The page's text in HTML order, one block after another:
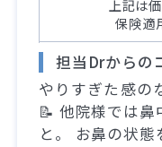
上記は
保険適
担当Drからの
やりすぎた感の
📝 他院様では鼻
と。 お鼻の状